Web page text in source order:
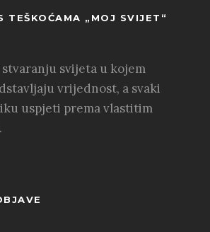
TEŠKOĆAMA „MOJ SVIJET“
stvaranju svijeta u kojem
vrijednost, a svaki
uspjeti prema vlastitim